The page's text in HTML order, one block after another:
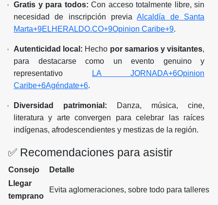
Gratis y para todos: Con acceso totalmente libre, sin
necesidad de inscripción previaAlcaldía de Santa
Marta+9ELHERALDO.CO+9Opinion Caribe+9.
Autenticidad local: Hecho por samarios y visitantes,
para destacarse como un evento genuino y
representativo
LA JORNADA+6Opinion
Caribe+6Agéndate+6.
Diversidad patrimonial: Danza, música, cine,
literatura y arte convergen para celebrar las raíces
indígenas, afrodescendientes y mestizas de la región.
✅ Recomendaciones para asistir
Consejo
Detalle
Llegar
temprano
Evita aglomeraciones, sobre todo para talleres y